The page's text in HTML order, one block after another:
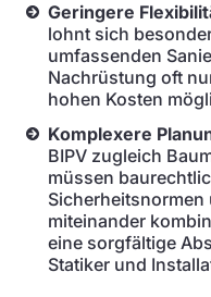
Geringere
lohnt sich
umfassenden
Nachrüstung oft
hohen Kosten
Komplexere
BIPV zugleich
müssen
miteinander
eine sorgfältige
Statiker und